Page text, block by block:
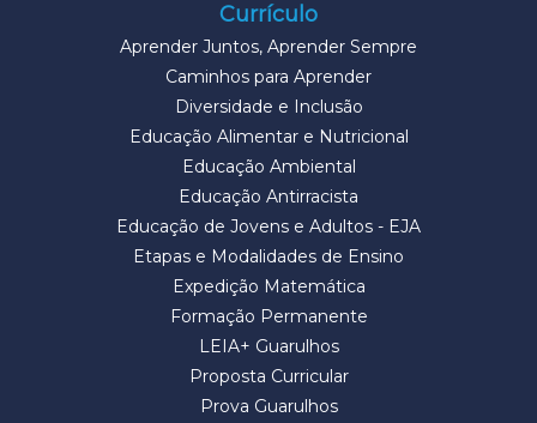
Currículo
Aprender Juntos, Aprender Sempre
Caminhos para Aprender
Diversidade e Inclusão
Educação Alimentar e Nutricional
Educação Ambiental
Educação Antirracista
Educação de Jovens e Adultos - EJA
Etapas e Modalidades de Ensino
Expedição Matemática
Formação Permanente
LEIA+ Guarulhos
Proposta Curricular
Prova Guarulhos